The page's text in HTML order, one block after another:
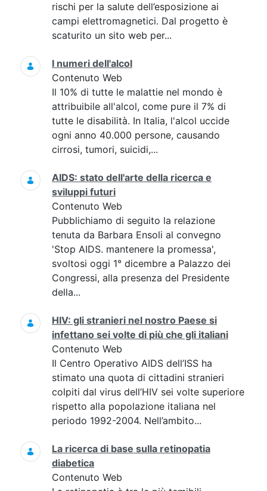
rischi per la salute dell’esposizione ai
campi elettromagnetici. Dal progetto è
scaturito un sito web per...
I numeri dell'alcol
Contenuto Web
Il 10% di tutte le malattie nel mondo è
attribuibile all'alcol, come pure il 7% di
tutte le disabilità. In Italia, l'alcol uccide
ogni anno 40.000 persone, causando
cirrosi, tumori, suicidi,...
AIDS: stato dell'arte della ricerca e
sviluppi futuri
Contenuto Web
Pubblichiamo di seguito la relazione
tenuta da Barbara Ensoli al convegno
'Stop AIDS. mantenere la promessa',
svoltosi oggi 1° dicembre a Palazzo dei
Congressi, alla presenza del Presidente
della...
HIV: gli stranieri nel nostro Paese si
infettano sei volte di più che gli italiani
Contenuto Web
Il Centro Operativo AIDS dell’ISS ha
stimato una quota di cittadini stranieri
colpiti dal virus dell’HIV sei volte superiore
rispetto alla popolazione italiana nel
periodo 1992-2004. Nell’ambito...
La ricerca di base sulla retinopatia
diabetica
Contenuto Web